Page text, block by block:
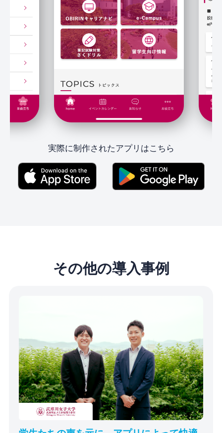
実際に制作されたアプリはこちら
その他の導入事例